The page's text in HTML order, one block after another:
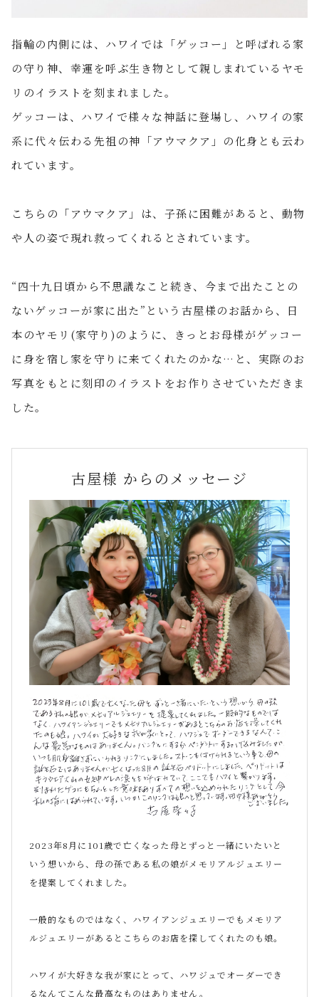
指輪の内側には、ハワイでは「ゲッコー」と呼ばれる家
の守り神、幸運を呼ぶ生き物として親しまれているヤモ
リのイラストを刻まれました。
ゲッコーは、ハワイで様々な神話に登場し、ハワイの家
系に代々伝わる先祖の神「アウマクア」の化身とも云わ
れています。
こちらの「アウマクア」は、子孫に困難があると、動物
や人の姿で現れ救ってくれるとされています。
“四十九日頃から不思議なこと続き、今まで出たことの
ないゲッコーが家に出た”という古屋様のお話から、日
本のヤモリ(家守り)のように、きっとお母様がゲッコー
に身を宿し家を守りに来てくれたのかな…と、実際のお
写真をもとに刻印のイラストをお作りさせていただきま
した。
古屋様 からのメッセージ
2023年8月に101歳で亡くなった母とずっと一緒にいたいと
いう想いから、母の孫である私の娘がメモリアルジュエリー
を提案してくれました。
一般的なものではなく、ハワイアンジュエリーでもメモリア
ルジュエリーがあるとこちらのお店を探してくれたのも娘。
ハワイが大好きな我が家にとって、ハワジュでオーダーでき
るなんてこんな最高なものはありません。